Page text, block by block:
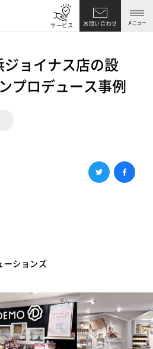
サービス お問い合わせ メニュー
ョイナス店の設
プロデュース事例
ーションズ